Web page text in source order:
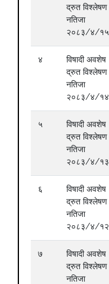
द्रुत विश्लेषण
नतिजा
२०८३/४/१५
४
विषादी अवशेष
द्रुत विश्लेषण
नतिजा
२०८३/४/१४
५
विषादी अवशेष
द्रुत विश्लेषण
नतिजा
२०८३/४/१३
६
विषादी अवशेष
द्रुत विश्लेषण
नतिजा
२०८३/४/१२
७
विषादी अवशेष
द्रुत विश्लेषण
नतिजा